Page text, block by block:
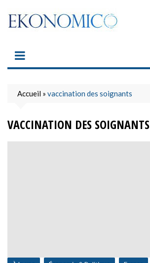
content
Accueil » vaccination des soignants
VACCINATION DES SOIGNANTS